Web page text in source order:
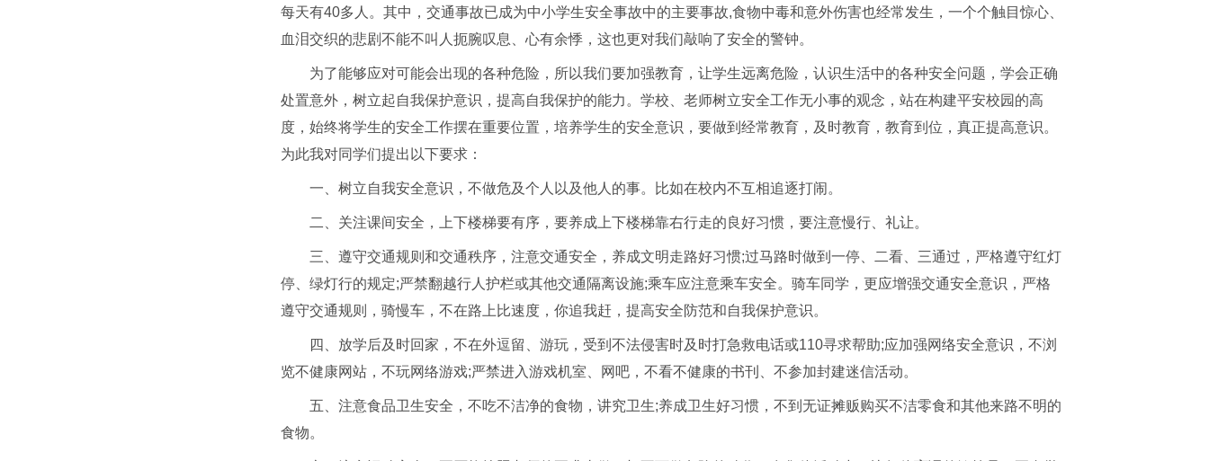
每天有40多人。其中，交通事故已成为中小学生安全事故中的主要事故,食物中毒和意外伤害也经常发生，一个个触目惊心、
血泪交织的悲剧不能不叫人扼腕叹息、心有余悸，这也更对我们敲响了安全的警钟。
为了能够应对可能会出现的各种危险，所以我们要加强教育，让学生远离危险，认识生活中的各种安全问题，学会正确
处置意外，树立起自我保护意识，提高自我保护的能力。学校、老师树立安全工作无小事的观念，站在构建平安校园的高
度，始终将学生的安全工作摆在重要位置，培养学生的安全意识，要做到经常教育，及时教育，教育到位，真正提高意识。
为此我对同学们提出以下要求：
一、树立自我安全意识，不做危及个人以及他人的事。比如在校内不互相追逐打闹。
二、关注课间安全，上下楼梯要有序，要养成上下楼梯靠右行走的良好习惯，要注意慢行、礼让。
三、遵守交通规则和交通秩序，注意交通安全，养成文明走路好习惯;过马路时做到一停、二看、三通过，严格遵守红灯
停、绿灯行的规定;严禁翻越行人护栏或其他交通隔离设施;乘车应注意乘车安全。骑车同学，更应增强交通安全意识，严格
遵守交通规则，骑慢车，不在路上比速度，你追我赶，提高安全防范和自我保护意识。
四、放学后及时回家，不在外逗留、游玩，受到不法侵害时及时打急救电话或110寻求帮助;应加强网络安全意识，不浏
览不健康网站，不玩网络游戏;严禁进入游戏机室、网吧，不看不健康的书刊、不参加封建迷信活动。
五、注意食品卫生安全，不吃不洁净的食物，讲究卫生;养成卫生好习惯，不到无证摊贩购买不洁零食和其他来路不明的
食物。